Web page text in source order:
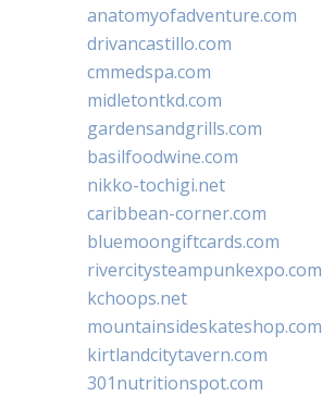
anatomyofadventure.com
drivancastillo.com
cmmedspa.com
midletontkd.com
gardensandgrills.com
basilfoodwine.com
nikko-tochigi.net
caribbean-corner.com
bluemoongiftcards.com
rivercitysteampunkexpo.com
kchoops.net
mountainsideskateshop.com
kirtlandcitytavern.com
301nutritionspot.com